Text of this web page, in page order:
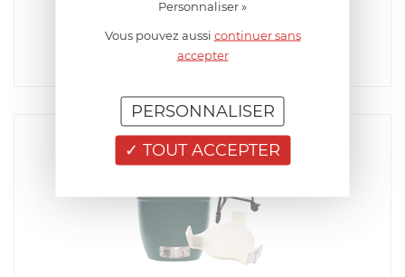
6 690,00€
Personnaliser »
Vous pouvez aussi continuer sans
accepter
TOUT ACCEPTER
PERSONNALISER